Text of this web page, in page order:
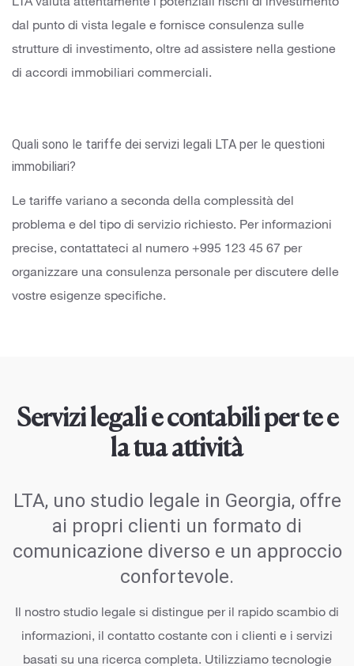
LTA valuta attentamente i potenziali rischi di investimento
dal punto di vista legale e fornisce consulenza sulle
strutture di investimento, oltre ad assistere nella gestione
di accordi immobiliari commerciali.
Quali sono le tariffe dei servizi legali LTA per le questioni
immobiliari?
Le tariffe variano a seconda della complessità del
problema e del tipo di servizio richiesto. Per informazioni
precise, contattateci al numero +995 123 45 67 per
organizzare una consulenza personale per discutere delle
vostre esigenze specifiche.
Servizi legali e contabili per te e
la tua attività
LTA, uno studio legale in Georgia, offre
ai propri clienti un formato di
comunicazione diverso e un approccio
confortevole.
Il nostro studio legale si distingue per il rapido scambio di
informazioni, il contatto costante con i clienti e i servizi
basati su una ricerca completa. Utilizziamo tecnologie